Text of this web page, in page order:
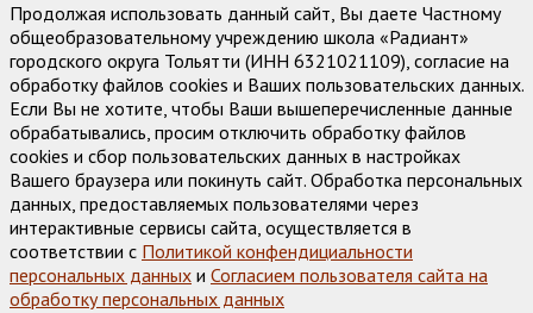
Продолжая использовать данный сайт, Вы даете Частному
общеобразовательному учреждению школа «Радиант»
городского округа Тольятти (ИНН 6321021109), согласие на
обработку файлов cookies и Ваших пользовательских данных.
Если Вы не хотите, чтобы Ваши вышеперечисленные данные
обрабатывались, просим отключить обработку файлов
cookies и сбор пользовательских данных в настройках
Вашего браузера или покинуть сайт. Обработка персональных
данных, предоставляемых пользователями через
интерактивные сервисы сайта, осуществляется в
соответствии с Политикой конфендициальности
персональных данных и Согласием пользователя сайта на
обработку персональных данных